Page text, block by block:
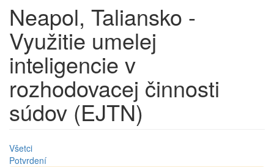
Neapol, Taliansko -
Využitie umelej
inteligencie v
rozhodovacej činnosti
súdov (EJTN)
Všetci
Potvrdení